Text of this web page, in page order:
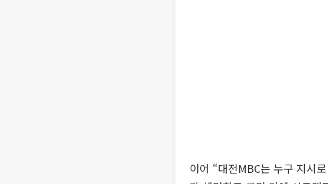
이어 “대전MBC는 누구 지시